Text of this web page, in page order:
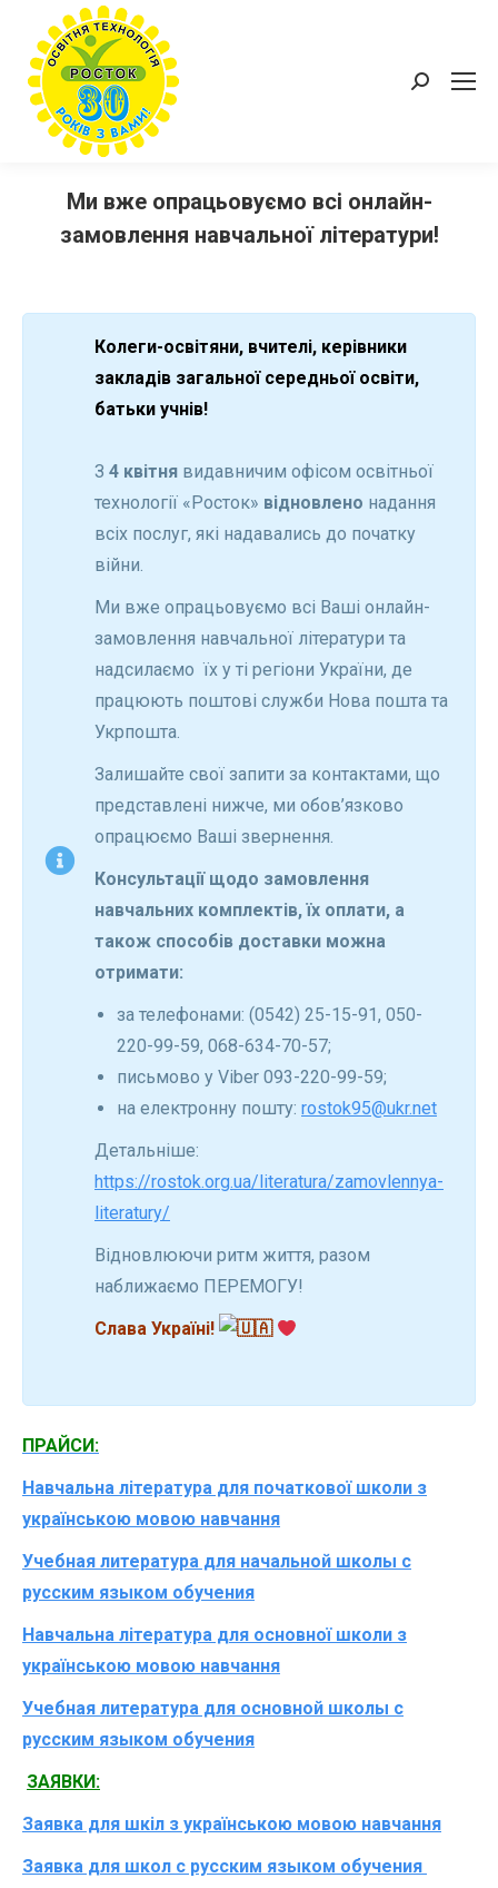
Пошук:
Ми вже опрацьовуємо всі онлайн-
замовлення навчальної літератури!
Колеги-освітяни, вчителі, керівники
закладів загальної середньої освіти,
батьки учнів!
З 4 квітня видавничим офісом освітньої
технології «Росток» відновлено надання
всіх послуг, які надавались до початку
війни.
Ми вже опрацьовуємо всі Ваші онлайн-
замовлення навчальної літератури та
надсилаємо їх у ті регіони України, де
працюють поштові служби Нова пошта та
Укрпошта.
Залишайте свої запити за контактами, що
представлені нижче, ми обов’язково
опрацюємо Ваші звернення.
Консультації щодо замовлення
навчальних комплектів, їх оплати, а
також способів доставки можна
отримати:
за телефонами: (0542) 25-15-91, 050-
220-99-59, 068-634-70-57;
письмово у Viber 093-220-99-59;
на електронну пошту: rostok95@ukr.net
Детальніше:
https://rostok.org.ua/literatura/zamovlennya-
literatury/
Відновлюючи ритм життя, разом
наближаємо ПЕРЕМОГУ!
Слава Україні!
ПРАЙСИ:
Навчальна література для початкової школи з
українською мовою навчання
Учебная литература для начальной школы с
русским языком обучения
Навчальна література для основної школи з
українською мовою навчання
Учебная литература для основной школы с
русским языком обучения
ЗАЯВКИ:
Заявка для шкіл з українською мовою навчання
Заявка для школ с русским языком обучения